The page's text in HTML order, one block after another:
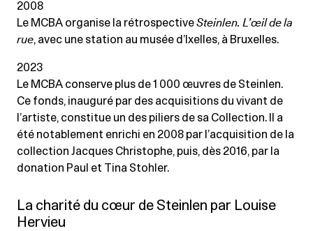
2008
Le MCBA organise la rétrospectiveSteinlen. L’œil de la
rue, avec une station au musée d’Ixelles, à Bruxelles.
2023
Le MCBA conserve plus de 1 000 œuvres de Steinlen.
Ce fonds, inauguré par des acquisitions du vivant de
l’artiste, constitue un des piliers de sa Collection. Il a
été notablement enrichi en 2008 par l’acquisition de la
collection Jacques Christophe, puis, dès 2016, par la
donation Paul et Tina Stohler.
La charité du cœur de Steinlen par Louise
Hervieu